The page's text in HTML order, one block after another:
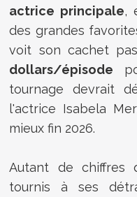
actrice principale,
des grandes
voit son cachet
dollars/épisode
tournage devrait
l'actrice Isabela
mieux fin 2026.
Autant de chiffres
tournis à ses